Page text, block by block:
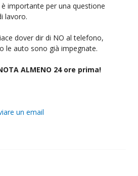
importante per una questione
lavoro.
dover dir di NO al telefono,
le auto sono già impegnate.
ALMENO 24 ore prima!
un email